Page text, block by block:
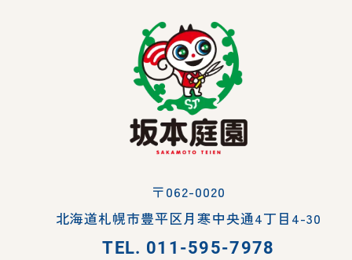
〒062-0020
北海道札幌市豊平区月寒中央通4丁目4-30
TEL. 011-595-7978